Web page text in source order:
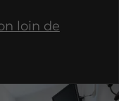
loin de